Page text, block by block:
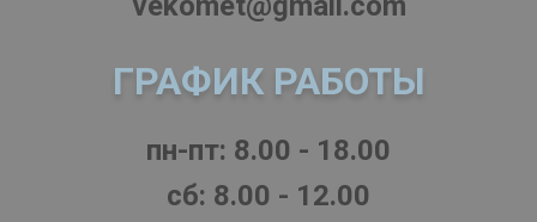
ГРАФИК РАБОТЫ
пн-пт: 8.00 - 18.00
cб: 8.00 - 12.00